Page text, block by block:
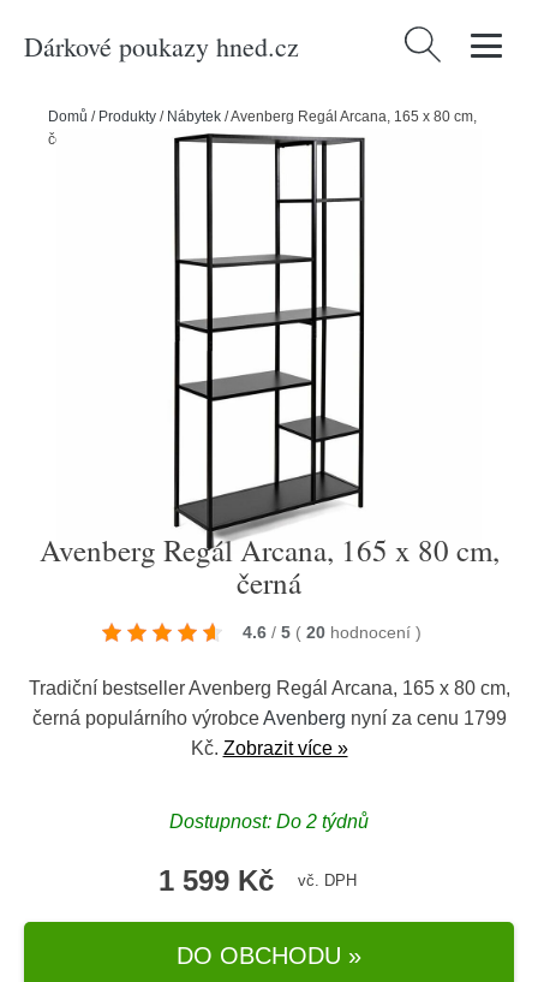
Dárkové poukazy hned.cz Vyhledávání
Domů / Produkty / Nábytek /Avenberg Regál Arcana, 165 x 80 cm,
černá
Avenberg Regál Arcana, 165 x 80 cm,
černá
4.6 / 5 ( 20 hodnocení )
Tradiční bestseller Avenberg Regál Arcana, 165 x 80 cm,
černá populárního výrobceAvenberg nyní za cenu 1799
Kč. Zobrazit více »
Dostupnost: Do 2 týdnů
1 599 Kč vč. DPH
DO OBCHODU »